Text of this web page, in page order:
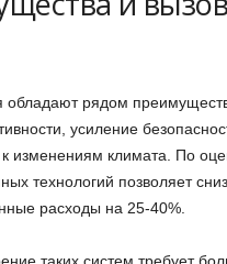
обладают рядом
усиление
к изменениям климата. По
технологий позволяет
расходы на 25-40%.